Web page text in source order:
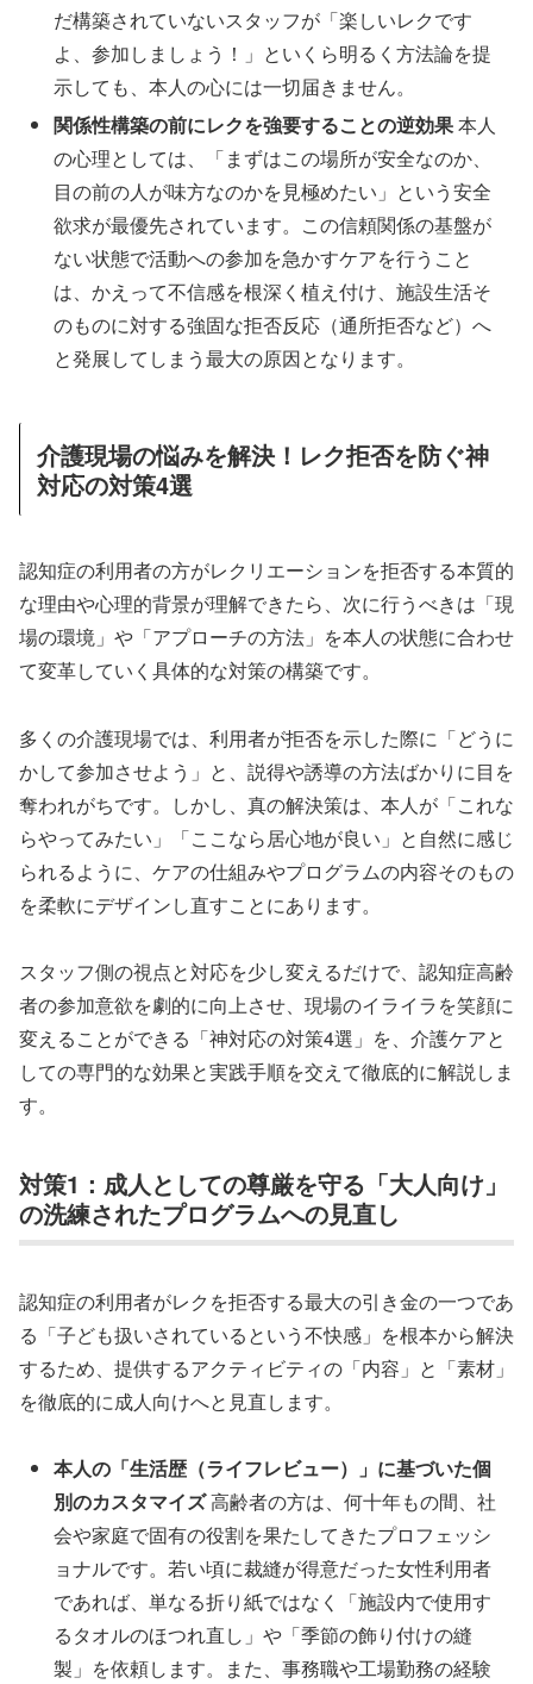
だ構築されていないスタッフが「楽しいレクです
よ、参加しましょう！」といくら明るく方法論を提
示しても、本人の心には一切届きません。
関係性構築の前にレクを強要することの逆効果本人
の心理としては、「まずはこの場所が安全なのか、
目の前の人が味方なのかを見極めたい」という安全
欲求が最優先されています。この信頼関係の基盤が
ない状態で活動への参加を急かすケアを行うこと
は、かえって不信感を根深く植え付け、施設生活そ
のものに対する強固な拒否反応（通所拒否など）へ
と発展してしまう最大の原因となります。
介護現場の悩みを解決！レク拒否を防ぐ神
対応の対策4選
認知症の利用者の方がレクリエーションを拒否する本質的
な理由や心理的背景が理解できたら、次に行うべきは「現
場の環境」や「アプローチの方法」を本人の状態に合わせ
て変革していく具体的な対策の構築です。
多くの介護現場では、利用者が拒否を示した際に「どうに
かして参加させよう」と、説得や誘導の方法ばかりに目を
奪われがちです。しかし、真の解決策は、本人が「これな
らやってみたい」「ここなら居心地が良い」と自然に感じ
られるように、ケアの仕組みやプログラムの内容そのもの
を柔軟にデザインし直すことにあります。
スタッフ側の視点と対応を少し変えるだけで、認知症高齢
者の参加意欲を劇的に向上させ、現場のイライラを笑顔に
変えることができる「神対応の対策4選」を、介護ケアと
しての専門的な効果と実践手順を交えて徹底的に解説しま
す。
対策1：成人としての尊厳を守る「大人向け」
の洗練されたプログラムへの見直し
認知症の利用者がレクを拒否する最大の引き金の一つであ
る「子ども扱いされているという不快感」を根本から解決
するため、提供するアクティビティの「内容」と「素材」
を徹底的に成人向けへと見直します。
本人の「生活歴（ライフレビュー）」に基づいた個
別のカスタマイズ高齢者の方は、何十年もの間、社
会や家庭で固有の役割を果たしてきたプロフェッシ
ョナルです。若い頃に裁縫が得意だった女性利用者
であれば、単なる折り紙ではなく「施設内で使用す
るタオルのほつれ直し」や「季節の飾り付けの縫
製」を依頼します。また、事務職や工場勤務の経験